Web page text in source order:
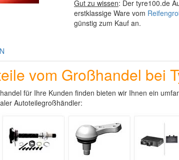
Gut zu wissen: Der tyre100.de
erstklassige Ware vom
günstig zum Kauf an.
vom Großhandel bei
für Ihre Kunden finden bieten wir Ihnen ein
Autoteilegroßhändler: